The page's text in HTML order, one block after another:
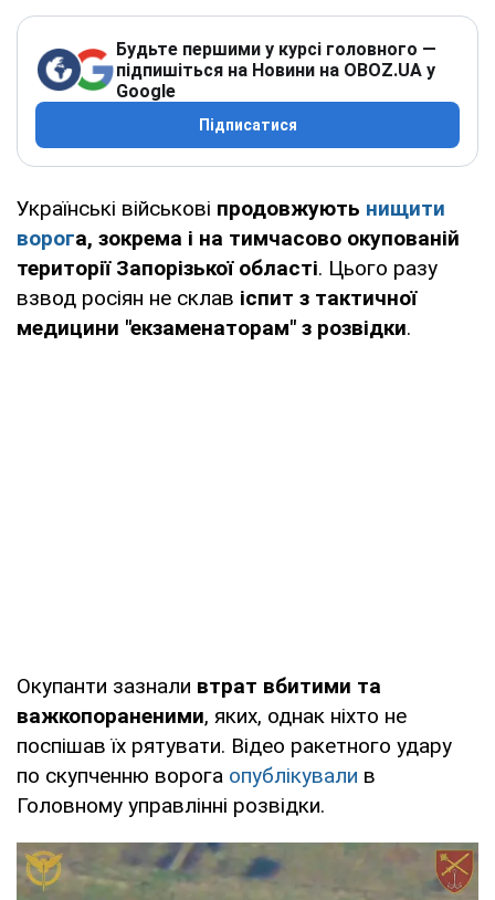
Будьте першими у курсі головного —
підпишіться на Новини на OBOZ.UA у
Google
Підписатися
Українські військові продовжують нищити
ворога, зокрема і на тимчасово окупованій
території Запорізької області. Цього разу
взвод росіян не склав іспит з тактичної
медицини "екзаменаторам" з розвідки.
Окупанти зазнали втрат вбитими та
важкопораненими, яких, однак ніхто не
поспішав їх рятувати. Відео ракетного удару
по скупченню ворога опублікували в
Головному управлінні розвідки.